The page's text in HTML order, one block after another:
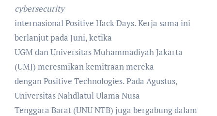
cybersecurity
internasional Positive Hack Days. Kerja sama ini
berlanjut pada Juni, ketika
UGM dan Universitas Muhammadiyah Jakarta
(UMJ) meresmikan kemitraan mereka
dengan Positive Technologies. Pada Agustus,
Universitas Nahdlatul Ulama Nusa
Tenggara Barat (UNU NTB) juga bergabung dalam